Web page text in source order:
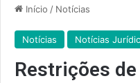
Início / Notícias
Notícias Notícias
Restrições de